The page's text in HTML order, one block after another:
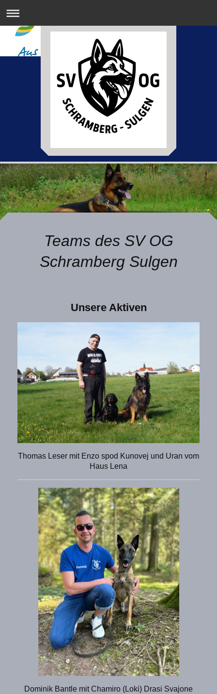
Teams des SV OG
Schramberg Sulgen
Unsere Aktiven
Thomas Leser mit Enzo spod Kunovej und Uran vom
Haus Lena
Dominik Bantle mit Chamiro (Loki) Drasi Svajone